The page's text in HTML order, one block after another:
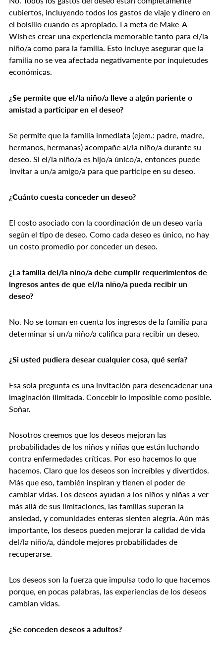
cubiertos, incluyendo todos los gastos de viaje y dinero en
el bolsillo cuando es apropiado. La meta de Make-A-
Wish es crear una experiencia memorable tanto para el/la
niño/a como para la familia. Esto incluye asegurar que la
familia no se vea afectada negativamente por inquietudes
económicas.
¿Se permite que el/la niño/a lleve a algún pariente o
amistad a participar en el deseo?
Se permite que la familia inmediata (ejem.: padre, madre,
hermanos, hermanas) acompañe al/la niño/a durante su
deseo. Si el/la niño/a es hijo/a único/a, entonces puede
invitar a un/a amigo/a para que participe en su deseo.
¿Cuánto cuesta conceder un deseo?
El costo asociado con la coordinación de un deseo varía
según el tipo de deseo. Como cada deseo es único, no hay
un costo promedio por conceder un deseo.
¿La familia del/la niño/a debe cumplir requerimientos de
ingresos antes de que el/la niño/a pueda recibir un
deseo?
No. No se toman en cuenta los ingresos de la familia para
determinar si un/a niño/a califica para recibir un deseo.
¿Si usted pudiera desear cualquier cosa, qué sería?
Esa sola pregunta es una invitación para desencadenar una
imaginación ilimitada. Concebir lo imposible como posible.
Soñar.
Nosotros creemos que los deseos mejoran las
probabilidades de los niños y niñas que están luchando
contra enfermedades críticas. Por eso hacemos lo que
hacemos. Claro que los deseos son increíbles y divertidos.
Más que eso, también inspiran y tienen el poder de
cambiar vidas. Los deseos ayudan a los niños y niñas a ver
más allá de sus limitaciones, las familias superan la
ansiedad, y comunidades enteras sienten alegría. Aún más
importante, los deseos pueden mejorar la calidad de vida
del/la niño/a, dándole mejores probabilidades de
recuperarse.
Los deseos son la fuerza que impulsa todo lo que hacemos
porque, en pocas palabras, las experiencias de los deseos
cambian vidas.
¿Se conceden deseos a adultos?